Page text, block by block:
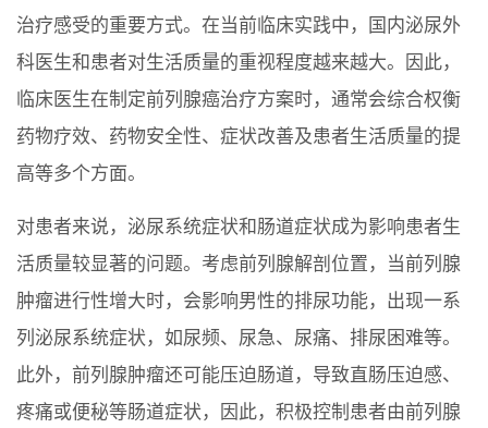
治疗感受的重要方式。在当前临床实践中，国内泌尿外
科医生和患者对生活质量的重视程度越来越大。因此，
临床医生在制定前列腺癌治疗方案时，通常会综合权衡
药物疗效、药物安全性、症状改善及患者生活质量的提
高等多个方面。
对患者来说，泌尿系统症状和肠道症状成为影响患者生
活质量较显著的问题。考虑前列腺解剖位置，当前列腺
肿瘤进行性增大时，会影响男性的排尿功能，出现一系
列泌尿系统症状，如尿频、尿急、尿痛、排尿困难等。
此外，前列腺肿瘤还可能压迫肠道，导致直肠压迫感、
疼痛或便秘等肠道症状，因此，积极控制患者由前列腺